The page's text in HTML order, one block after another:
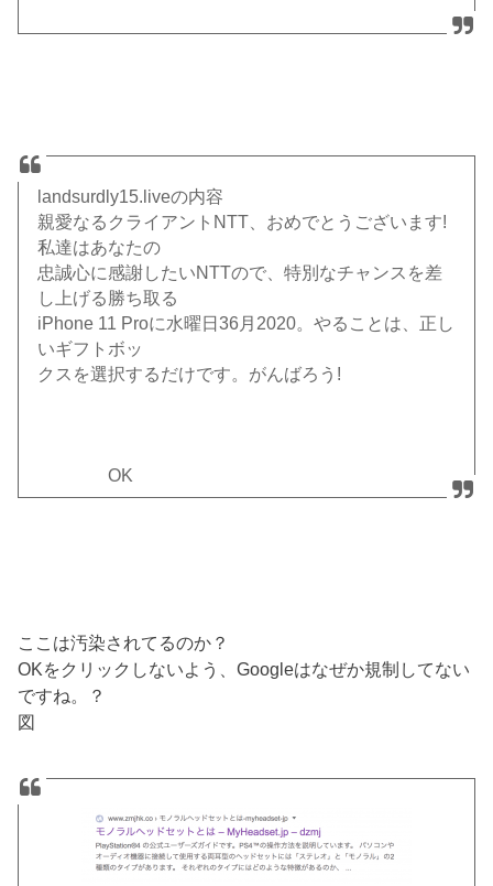
landsurdly15.liveの内容
親愛なるクライアントNTT、おめでとうございます!
私達はあなたの
忠誠心に感謝したいNTTので、特別なチャンスを差
し上げる勝ち取る
iPhone 11 Proに水曜日36月2020。やることは、正し
いギフトボッ
クスを選択するだけです。がんばろう!
OK
ここは汚染されてるのか？
OKをクリックしないよう、Googleはなぜか規制してない
ですね。？
図